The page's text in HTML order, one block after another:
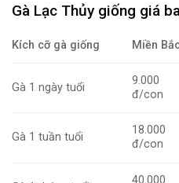
Gà Lạc Thủy giống giá
Kích cỡ gà giống Miền
Gà 1 ngày tuổi
9.000
đ/con
Gà 1 tuần tuổi
18.000
đ/con
40.000